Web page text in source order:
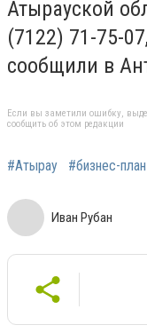
Атырауской
(7122) 71-75-
сообщили в
Если вы заметили ошибку,
сообщить об этом редакции
#Атырау #бизнес-план
Иван Рубан